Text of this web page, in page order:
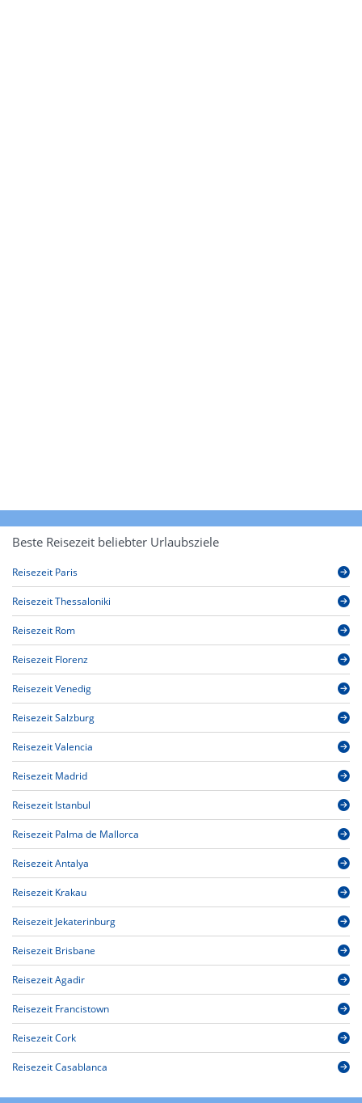
Beste Reisezeit beliebter Urlaubsziele
Reisezeit Paris
Reisezeit Thessaloniki
Reisezeit Rom
Reisezeit Florenz
Reisezeit Venedig
Reisezeit Salzburg
Reisezeit Valencia
Reisezeit Madrid
Reisezeit Istanbul
Reisezeit Palma de Mallorca
Reisezeit Antalya
Reisezeit Krakau
Reisezeit Jekaterinburg
Reisezeit Brisbane
Reisezeit Agadir
Reisezeit Francistown
Reisezeit Cork
Reisezeit Casablanca